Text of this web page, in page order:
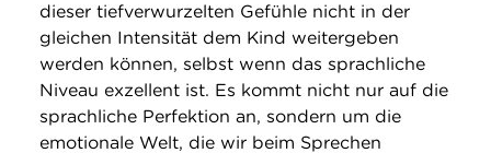
dieser tiefverwurzelten Gefühle nicht in der
gleichen Intensität dem Kind weitergeben
werden können, selbst wenn das sprachliche
Niveau exzellent ist. Es kommt nicht nur auf die
sprachliche Perfektion an, sondern um die
emotionale Welt, die wir beim Sprechen